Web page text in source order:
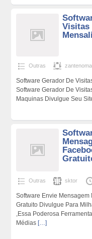
Visitas
Outras
Software Gerador De
Software Gerador De
Maquinas Divulgue Seu
Outras sktor
Software Envie
Gratuito Divulgue Para
,Essa Poderosa
Médias […]